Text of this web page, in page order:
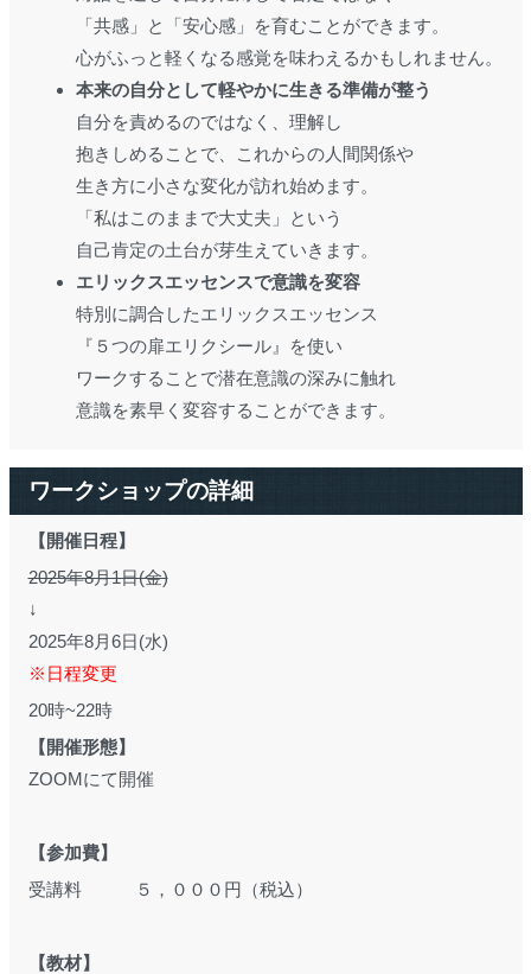
「共感」と「安心感」を育むことができます。
心がふっと軽くなる感覚を味わえるかもしれません。
本来の自分として軽やかに生きる準備が整う
自分を責めるのではなく、理解し
抱きしめることで、これからの人間関係や
生き方に小さな変化が訪れ始めます。
「私はこのままで大丈夫」という
自己肯定の土台が芽生えていきます。
エリックスエッセンスで意識を変容
特別に調合したエリックスエッセンス
『５つの扉エリクシール』を使い
ワークすることで潜在意識の深みに触れ
意識を素早く変容することができます。
ワークショップの詳細
【開催日程】
2025年8月1日(金)
↓
2025年8月6日(水)
※日程変更
20時~22時
【開催形態】
ZOOMにて開催
【参加費】
受講料 ５，０００円（税込）
【教材】